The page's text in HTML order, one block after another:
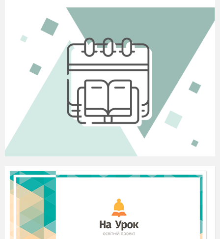
акварельними фарбами ми спробуємо передати
враження від зачарування осінніми пейзажами:
задумливими та трохи сумними, адже осінь
недаремно називають порою
затяжних,холодних дощів.Але реальний світ
сповнений надзвичайним багатством
кольору.Природа радує тих, хто уміє
доторкатись серцем до до її краси.
Ступаючи тихо та непомітно прийшла до нас
золотокоса Осінь. Вересневе сонечко, хоч і
пригріває, дарує нам
бабиного літа. Та все ж дерева непомітно
починають змінювати зелені шати на жовто-
багряні. Пройде зовсім небагато часу, і все
навкруг
запалахкотить яскравими осінніми
барвами. Наперевершена художниця Осінь